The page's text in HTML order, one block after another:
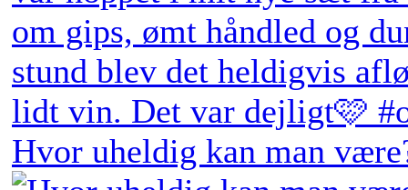
Hvor uheldig kan man